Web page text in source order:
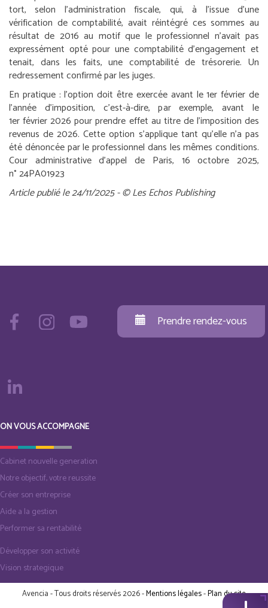
tort, selon l’administration fiscale, qui, à l’issue d’une
vérification de comptabilité, avait réintégré ces sommes au
résultat de 2016 au motif que le professionnel n’avait pas
expressément opté pour une comptabilité d’engagement et
tenait, dans les faits, une comptabilité de trésorerie. Un
redressement confirmé par les juges.
En pratique : l’option doit être exercée avant le 1er février de
l’année d’imposition, c’est-à-dire, par exemple, avant le
1erfévrier 2026 pour prendre effet au titre de l’imposition des
revenus de 2026. Cette option s’applique tant qu’elle n’a pas
été dénoncée par le professionnel dans les mêmes conditions.
Cour administrative d’appel de Paris, 16 octobre 2025,
n° 24PA01923
Article publié le 24/11/2025 - © Les Echos Publishing
Prendre rendez-vous
ON VOUS ACCOMPAGNE
Cabinet nouvelle generation
Notre objectif, votre reussite
Créer son entreprise
Aide a la gestion
Performer sa rentabilité
Développer son activité
Vision strategique
Avencia - Tous droits réservés 2026 -Mentions légales-Plan du site